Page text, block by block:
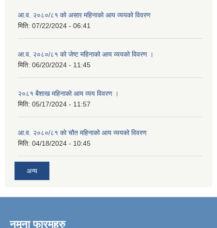
आ.व. २०८०/८१ को असार महिनाको आय व्ययको विवरण
मिति: 07/22/2024 - 06:41
आ.व. २०८०/८१ को जेष्ट महिनाको आय व्ययको विवरण ।
मिति: 06/20/2024 - 11:45
२०८१ बैशाख महिनाको आय व्यय विवरण ।
मिति: 05/17/2024 - 11:57
आ.व. २०८०/८१ को चौत महिनाको आय व्ययको विवरण
मिति: 04/18/2024 - 10:45
अन्य
नमुना फारमहरु